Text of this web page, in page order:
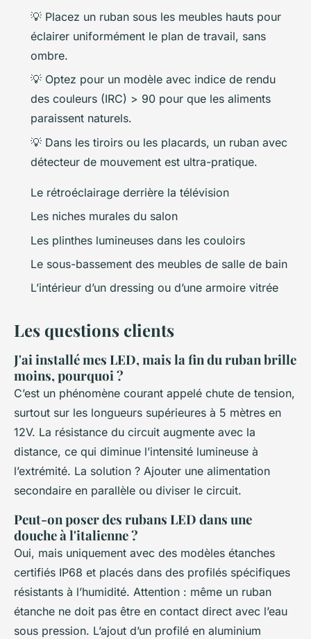
💡 Placez un ruban sous les meubles hauts pour
éclairer uniformément le plan de travail, sans
ombre.
💡 Optez pour un modèle avec indice de rendu
des couleurs (IRC) > 90 pour que les aliments
paraissent naturels.
💡 Dans les tiroirs ou les placards, un ruban avec
détecteur de mouvement est ultra-pratique.
Le rétroéclairage derrière la télévision
Les niches murales du salon
Les plinthes lumineuses dans les couloirs
Le sous-bassement des meubles de salle de bain
L’intérieur d’un dressing ou d’une armoire vitrée
Les questions clients
J'ai installé mes LED, mais la fin du ruban brille
moins, pourquoi ?
C’est un phénomène courant appelé chute de tension,
surtout sur les longueurs supérieures à 5 mètres en
12V. La résistance du circuit augmente avec la
distance, ce qui diminue l’intensité lumineuse à
l’extrémité. La solution ? Ajouter une alimentation
secondaire en parallèle ou diviser le circuit.
Peut-on poser des rubans LED dans une
douche à l'italienne ?
Oui, mais uniquement avec des modèles étanches
certifiés IP68 et placés dans des profilés spécifiques
résistants à l’humidité. Attention : même un ruban
étanche ne doit pas être en contact direct avec l’eau
sous pression. L’ajout d’un profilé en aluminium